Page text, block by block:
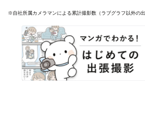
※自社所属カメラマンによる累計撮影数（ラブグラフ以外の